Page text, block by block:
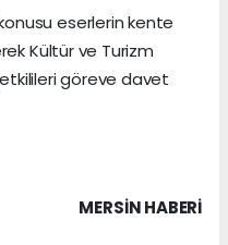
eserlerin kente
Kültür ve Turizm
göreve davet
MERSIN HABERİ